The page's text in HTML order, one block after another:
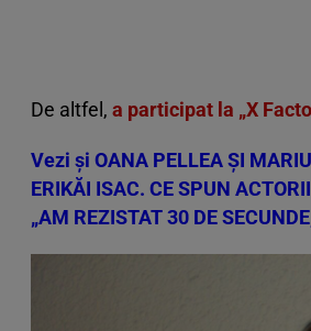
De altfel, a participat la „X
Vezi și OANA PELLEA ȘI
ERIKĂI ISAC. CE SPUN
„AM REZISTAT 30 DE